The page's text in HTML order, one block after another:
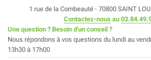
1 rue de la Combeauté - 70800 SAINT
Contactez-nous au
Une question ? Besoin d'un conseil ?
Nous répondons à vos questions du lundi au
13h30 à 17h00